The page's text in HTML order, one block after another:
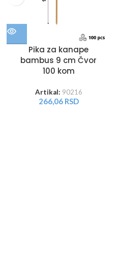
Pika za kanape
bambus 9 cm Čvor
100 kom
Artikal: 90216
266,06 RSD